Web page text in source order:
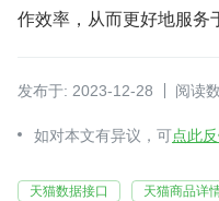
作效率，从而更好地服务
发布于: 2023-12-28 阅读
如对本文有异议，可点此
天猫数据接口 天猫商品详